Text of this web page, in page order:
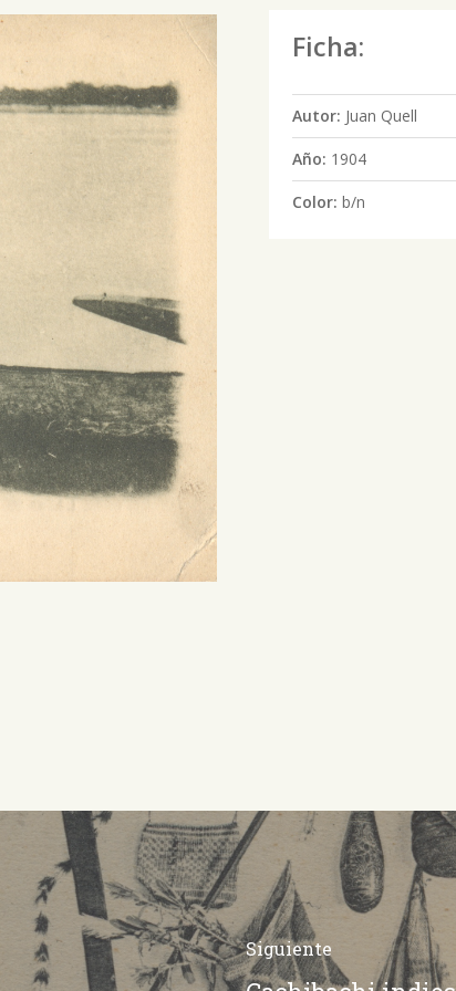
Ficha:
Autor: Juan Quell
Año: 1904
Color: b/n
Siguiente